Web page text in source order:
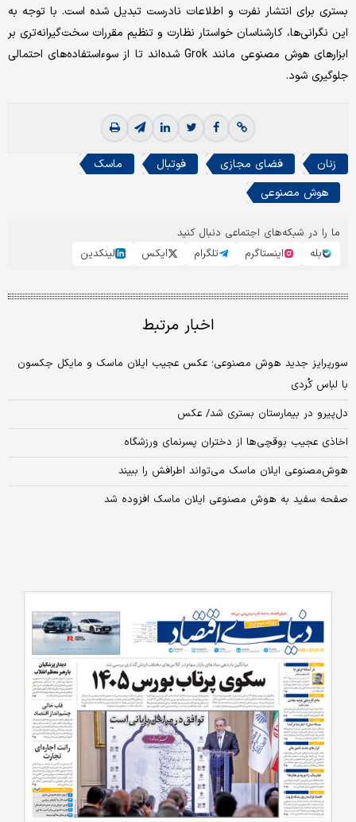
بستری برای انتشار نفرت و اطلاعات نادرست تبدیل شده است. با توجه به
این نگرانی‌ها، کارشناسان خواستار نظارت و تنظیم مقررات سخت‌گیرانه‌تری بر
ابزارهای هوش مصنوعی مانند Grok شده‌اند تا از سوءاستفاده‌های احتمالی
جلوگیری شود.
زنان فضای مجازی فوتبال
ماسک
هوش مصنوعی
ما را در شبکه‌های اجتماعی دنبال کنید
بله
اینستاگرم تلگرام ایکس لینکدین
اخبار مرتبط
سورپرایز جدید هوش مصنوعی؛ عکس عجیب ایلان ماسک و مایکل جکسون
با لباس کُردی
دل‌پیرو در بیمارستان بستری شد/ عکس
اخاذی عجیب بوقچی‌ها از دختران پسرنمای ورزشگاه
هوش‌مصنوعی ایلان ماسک می‌تواند اطرافش را ببیند
صفحه سفید به هوش مصنوعی ایلان ماسک افزوده شد